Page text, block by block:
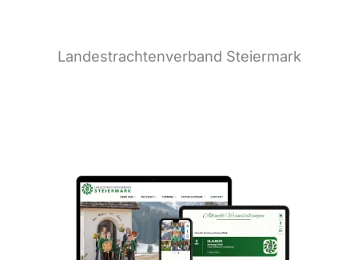
Landestrachtenverband Steiermark